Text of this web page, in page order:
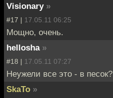
Visionary »
#17 | 17.05.11 06:25
Мощно, очень.
hellosha »
#18 | 17.05.11 07:27
Неужели все это - в песок?
SkaTo »